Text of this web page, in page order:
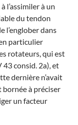
l’assimiler à un
du tendon
l’englober dans
particulier
rotateurs, qui est
consid. 2a), et
dernière n’avait
bornée à préciser
un facteur